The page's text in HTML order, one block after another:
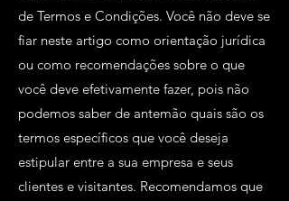
de Termos e Condições. Você não deve se
fiar neste artigo como orientação jurídica
ou como recomendações sobre o que
você deve efetivamente fazer, pois não
podemos saber de antemão quais são os
termos específicos que você deseja
estipular entre a sua empresa e seus
clientes e visitantes. Recomendamos que